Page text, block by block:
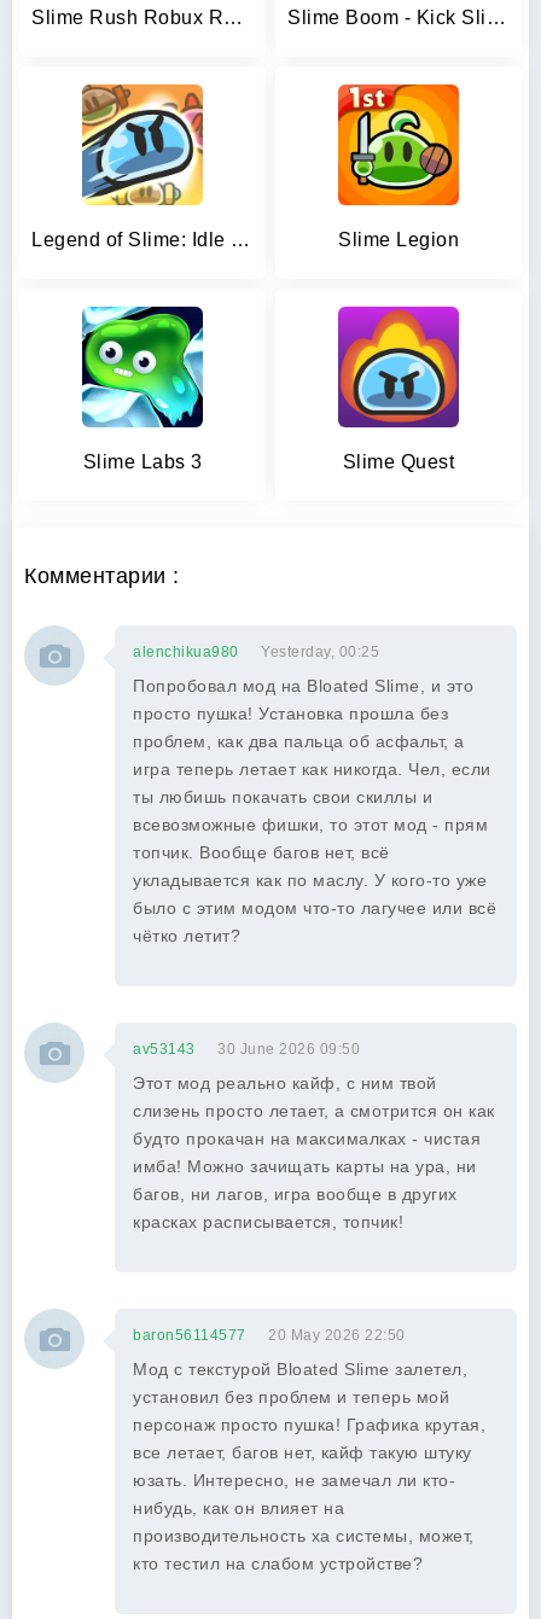
Slime Rush Robux Roblominer Slime Boom - Kick Slime
Legend of Slime: Idle RPG War Slime Legion
Slime Labs 3 Slime Quest
Комментарии :
alenchikua980 Yesterday, 00:25
Попробовал мод на Bloated Slime, и это
просто пушка! Установка прошла без
проблем, как два пальца об асфальт, а
игра теперь летает как никогда. Чел, если
ты любишь покачать свои скиллы и
всевозможные фишки, то этот мод - прям
топчик. Вообще багов нет, всё
укладывается как по маслу. У кого-то уже
было с этим модом что-то лагучее или всё
чётко летит?
av53143 30 June 2026 09:50
Этот мод реально кайф, с ним твой
слизень просто летает, а смотрится он как
будто прокачан на максималках - чистая
имба! Можно зачищать карты на ура, ни
багов, ни лагов, игра вообще в других
красках расписывается, топчик!
baron56114577 20 May 2026 22:50
Мод с текстурой Bloated Slime залетел,
установил без проблем и теперь мой
персонаж просто пушка! Графика крутая,
все летает, багов нет, кайф такую штуку
юзать. Интересно, не замечал ли кто-
нибудь, как он влияет на
производительность ха системы, может,
кто тестил на слабом устройстве?